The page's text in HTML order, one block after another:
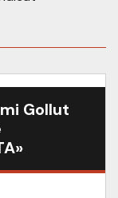
Gollut